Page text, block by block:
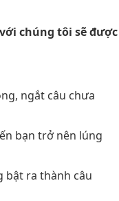
chúng tôi sẽ được
ngắt câu chưa
bạn trở nên lúng
bật ra thành câu